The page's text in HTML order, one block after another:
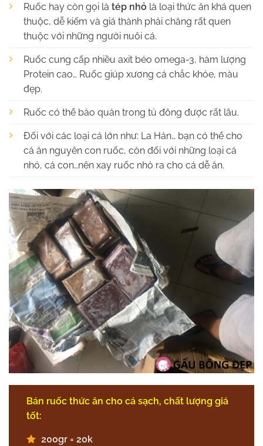
Ruốc hay còn gọi là tép nhỏ là loại thức ăn khá quen
thuộc, dễ kiếm và giá thành phải chăng rất quen
thuộc với những người nuôi cá.
Ruốc cung cấp nhiều axit béo omega-3, hàm lượng
Protein cao… Ruốc giúp xương cá chắc khỏe, màu
đẹp.
Ruốc có thể bảo quản trong tủ đông được rất lâu.
Đối với các loại cá lớn như: La Hán… bạn có thể cho
cá ăn nguyên con ruốc, còn đối với những loại cá
nhỏ, cá con…nên xay ruốc nhỏ ra cho cá dễ ăn.
Bán ruốc thức ăn cho cá sạch, chất lượng giá
tốt:
200gr = 20k